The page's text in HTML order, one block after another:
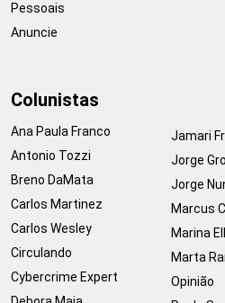
Pessoais
Anuncie
Colunistas
Ana Paula Franco
Antonio Tozzi
Breno DaMata
Carlos Martinez
Carlos Wesley
Circulando
Cybercrime Expert
Jamari
Jorge
Jorge
Marcus
Marina
Marta
Opinião